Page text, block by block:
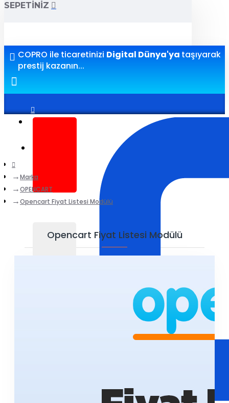
SEPETINIZ
COPRO ile ticaretinizi Digital Dünya'ya taşıyarak
prestij kazanın...
Giriş yap
Marka
OPENCART
Opencart Fiyat Listesi Modülü
Opencart Fiyat Listesi Modülü